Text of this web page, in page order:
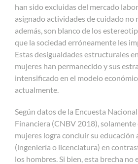
han sido excluidas del mercado
asignado actividades de cuidado no
además, son blanco de los
que la sociedad erróneamente les
Estas desigualdades estructurales
mujeres han permanecido y sus
intensificado en el modelo
actualmente.
Según datos de la Encuesta
Financiera (CNBV 2018), solamente
mujeres logra concluir su educación
(ingeniería o licenciatura) en
los hombres. Si bien, esta brecha no